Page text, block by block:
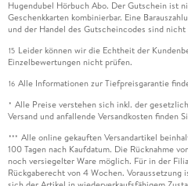
Hugendubel Hörbuch Abo. Der Gutschein ist
Geschenkkarten kombinierbar. Eine
und der Handel des Gutscheincodes sind
15 Leider können wir die Echtheit der
Einzelbewertungen nicht prüfen.
16 Alle Informationen zur Tiefpreisgarantie
* Alle Preise verstehen sich inkl. der
Versand und anfallende Versandkosten finden
*** Alle online gekauften Versandartikel
100 Tagen nach Kaufdatum. Die Rücknahme
noch versiegelter Ware möglich. Für in der
Rückgaberecht von 4 Wochen. Voraussetzung